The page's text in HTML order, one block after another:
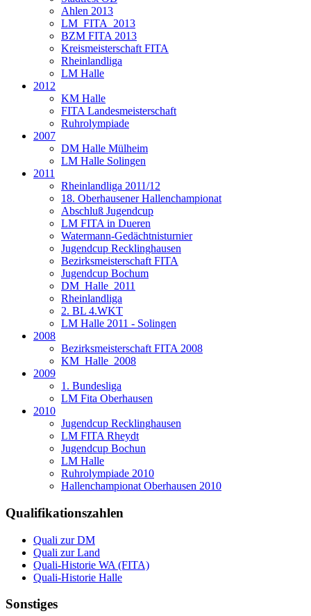
Ahlen 2013
LM_FITA_2013
BZM FITA 2013
Kreismeisterschaft FITA
Rheinlandliga
LM Halle
2012
KM Halle
FITA Landesmeisterschaft
Ruhrolympiade
2007
DM Halle Mülheim
LM Halle Solingen
2011
Rheinlandliga 2011/12
18. Oberhausener Hallenchampionat
Abschluß Jugendcup
LM FITA in Dueren
Watermann-Gedächtnisturnier
Jugendcup Recklinghausen
Bezirksmeisterschaft FITA
Jugendcup Bochum
DM_Halle_2011
Rheinlandliga
2. BL 4.WKT
LM Halle 2011 - Solingen
2008
Bezirksmeisterschaft FITA 2008
KM_Halle_2008
2009
1. Bundesliga
LM Fita Oberhausen
2010
Jugendcup Recklinghausen
LM FITA Rheydt
Jugendcup Bochun
LM Halle
Ruhrolympiade 2010
Hallenchampionat Oberhausen 2010
Qualifikationszahlen
Quali zur DM
Quali zur Land
Quali-Historie WA (FITA)
Quali-Historie Halle
Sonstiges